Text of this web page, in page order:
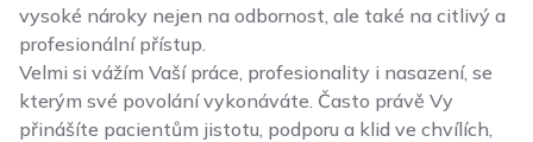
vysoké nároky nejen na odbornost, ale také na citlivý a
profesionální přístup.
Velmi si vážím Vaší práce, profesionality i nasazení, se
kterým své povolání vykonáváte. Často právě Vy
přinášíte pacientům jistotu, podporu a klid ve chvílích,